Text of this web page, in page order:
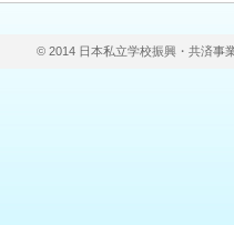
© 2014 日本私立学校振興・共済事